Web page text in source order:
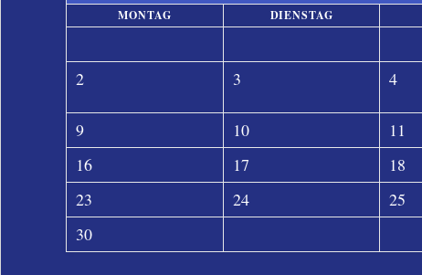
MONTAG DIENSTAG
2
3 4
9 10 11
16
17 18
23
24 25
30